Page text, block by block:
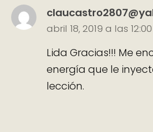
abril 18, 2019 a las
Lida Gracias!!! Me
energía que le
lección.